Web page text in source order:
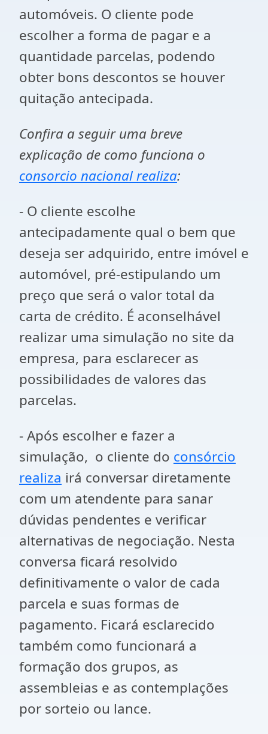
automóveis. O cliente pode
escolher a forma de pagar e a
quantidade parcelas, podendo
obter bons descontos se houver
quitação antecipada.
Confira a seguir uma breve
explicação de como funciona o
consorcio nacional realiza:
- O cliente escolhe
antecipadamente qual o bem que
deseja ser adquirido, entre imóvel e
automóvel, pré-estipulando um
preço que será o valor total da
carta de crédito. É aconselhável
realizar uma simulação no site da
empresa, para esclarecer as
possibilidades de valores das
parcelas.
- Após escolher e fazer a
simulação, o cliente do consórcio
realiza irá conversar diretamente
com um atendente para sanar
dúvidas pendentes e verificar
alternativas de negociação. Nesta
conversa ficará resolvido
definitivamente o valor de cada
parcela e suas formas de
pagamento. Ficará esclarecido
também como funcionará a
formação dos grupos, as
assembleias e as contemplações
por sorteio ou lance.